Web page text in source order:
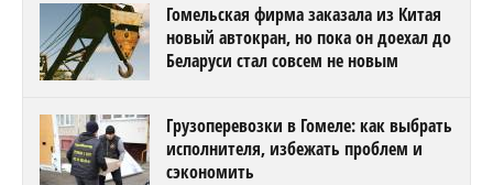
Гомельская фирма заказала из Китая
новый автокран, но пока он доехал до
Беларуси стал совсем не новым
Грузоперевозки в Гомеле: как выбрать
исполнителя, избежать проблем и
сэкономить